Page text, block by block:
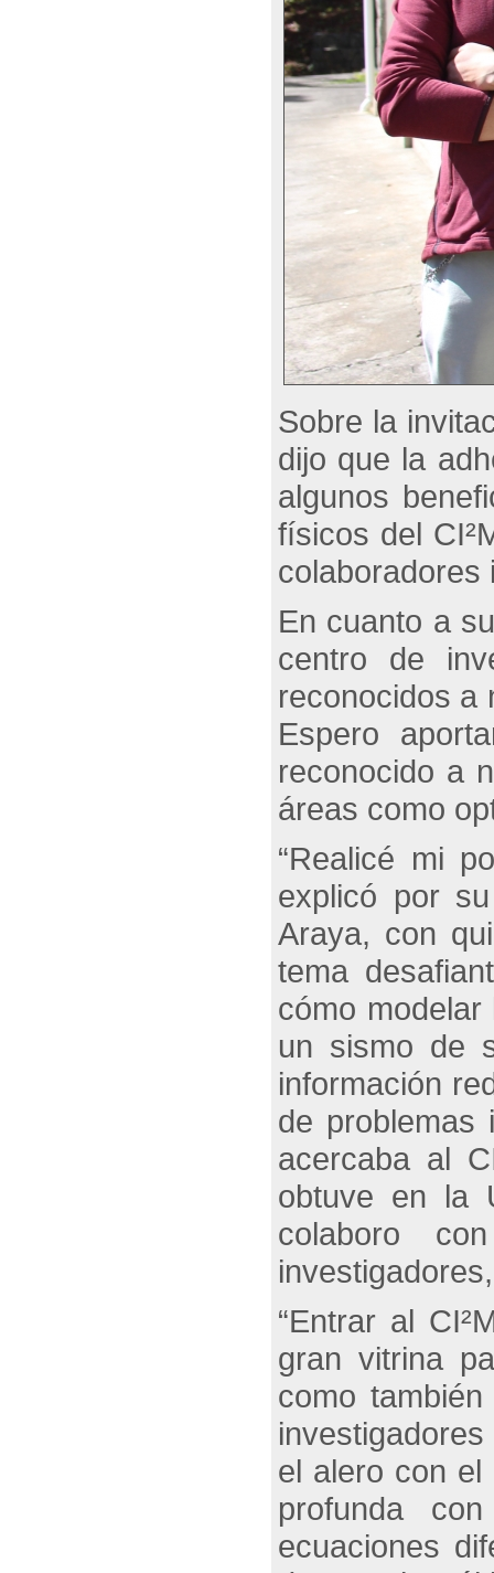
Sobre la
dijo que la
algunos
físicos del
colaboradores
En cuanto a
centro de
reconocidos a
Espero
reconocido a
áreas como
“Realicé mi
explicó por
Araya, con
tema
cómo
un sismo de
información
de problemas
acercaba al
obtuve en la
colaboro
“Entrar al
gran vitrina
como
el alero con el
profunda
ecuaciones